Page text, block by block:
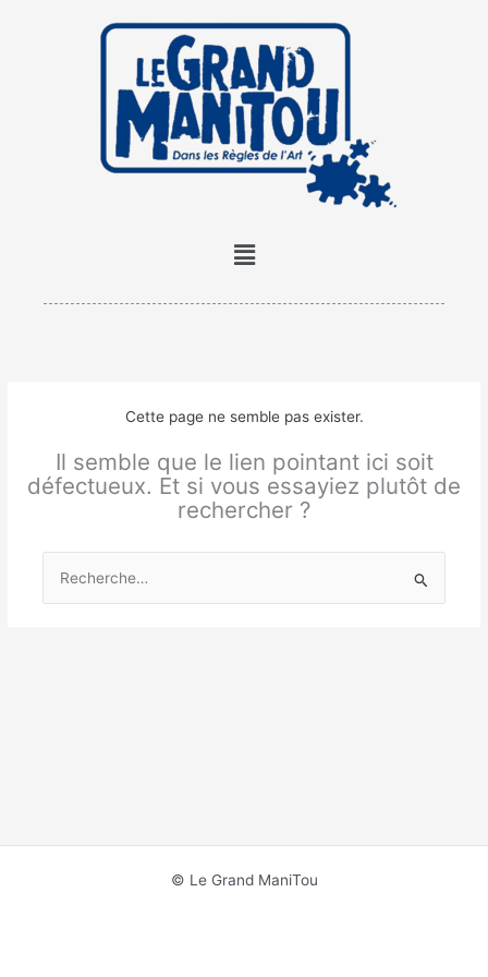
Menu
Cette page ne semble pas exister.
Il semble que le lien pointant ici soit
défectueux. Et si vous essayiez plutôt de
rechercher ?
Rechercher :
© Le Grand ManiTou